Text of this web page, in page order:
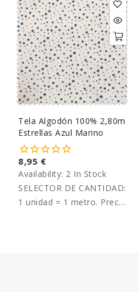
Tela Algodón 100% 2,80m
Estrellas Azul Marino
8,95 €
Availability: 2 In Stock
SELECTOR DE CANTIDAD:
1 unidad = 1 metro. Precio